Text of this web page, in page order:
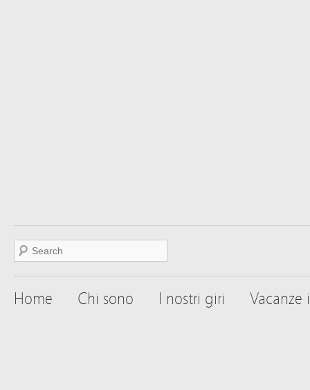
Home Chi sono I nostri giri